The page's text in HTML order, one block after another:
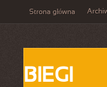
Strona główna
BIEGI